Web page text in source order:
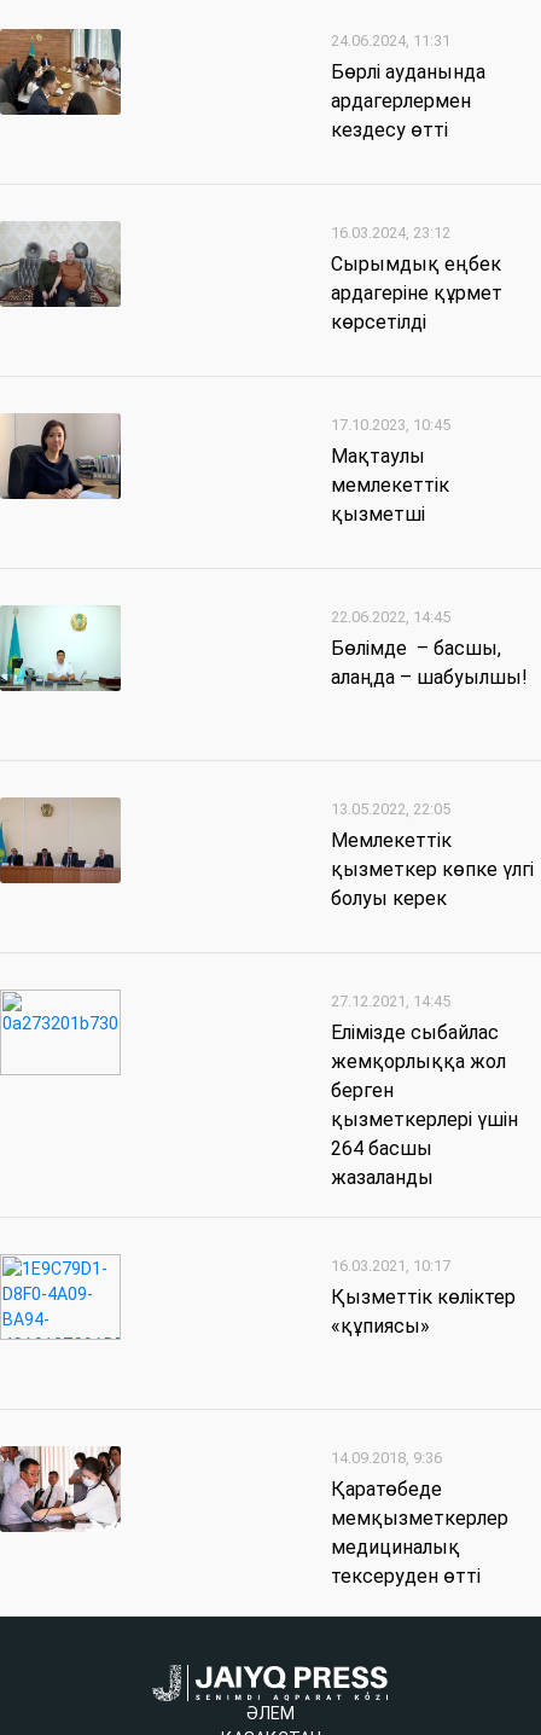
24.06.2024, 11:31
Бөрлі ауданында
ардагерлермен
кездесу өтті
16.03.2024, 23:12
Сырымдық еңбек
ардагеріне құрмет
көрсетілді
17.10.2023, 10:45
Мақтаулы
мемлекеттік
қызметші
22.06.2022, 14:45
Бөлімде – басшы,
алаңда – шабуылшы!
13.05.2022, 22:05
Мемлекеттік
қызметкер көпке үлгі
болуы керек
27.12.2021, 14:45
Елімізде сыбайлас
жемқорлыққа жол
берген
қызметкерлері үшін
264 басшы
жазаланды
16.03.2021, 10:17
Қызметтік көліктер
«құпиясы»
14.09.2018, 9:36
Қаратөбеде
мемқызметкерлер
медициналық
тексеруден өтті
ӘЛЕМ